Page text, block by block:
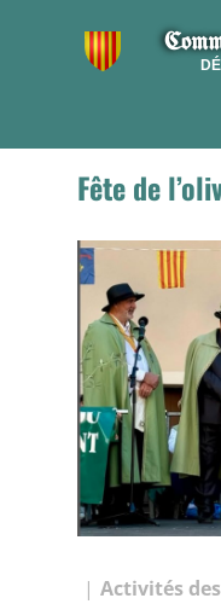
Fête de
Activités